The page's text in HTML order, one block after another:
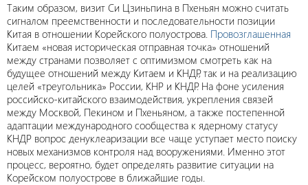
Таким образом, визит Си Цзиньпина в Пхеньян можно считать
сигналом преемственности и последовательности позиции
Китая в отношении Корейского полуострова. Провозглашенная
Китаем «новая историческая отправная точка» отношений
между странами позволяет с оптимизмом смотреть как на
будущее отношений между Китаем и КНДР, так и на реализацию
целей «треугольника» России, КНР и КНДР. На фоне усиления
российско-китайского взаимодействия, укрепления связей
между Москвой, Пекином и Пхеньяном, а также постепенной
адаптации международного сообщества к ядерному статусу
КНДР вопрос денуклеаризации все чаще уступает место поиску
новых механизмов контроля над вооружениями. Именно этот
процесс, вероятно, будет определять развитие ситуации на
Корейском полуострове в ближайшие годы.